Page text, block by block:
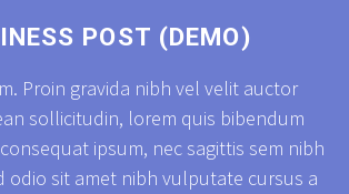
POST (DEMO)
Proin gravida nibh vel velit auctor
sollicitudin, lorem quis bibendum
ipsum, nec sagittis sem nibh
odio sit amet nibh vulputate cursus a